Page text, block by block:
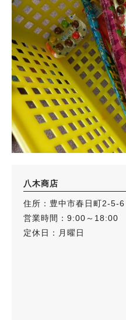
八木商店
住所：豊中市春日町2-5-6
営業時間：9:00～18:00
定休日：月曜日